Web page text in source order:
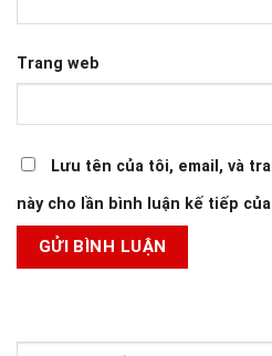
Trang web
Lưu tên của tôi, email, và
này cho lần bình luận kế tiếp